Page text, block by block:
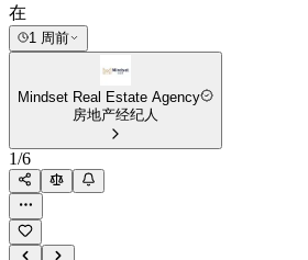
在
1 周前
Mindset Real Estate Agency
房地产经纪人
1/6